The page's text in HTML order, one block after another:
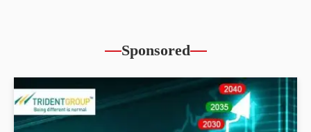
Sponsored